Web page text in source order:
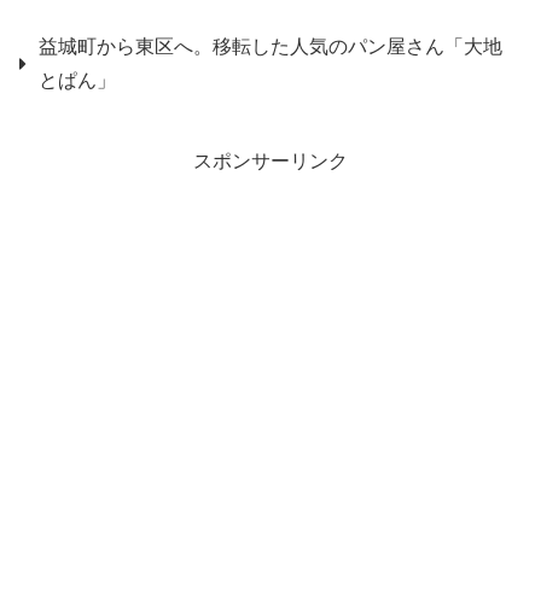
益城町から東区へ。移転した人気のパン屋さん「大地
とぱん」
スポンサーリンク